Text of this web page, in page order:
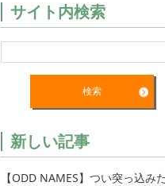
サイト内検索
新しい記事
【ODD NAMES】つい突っ込み